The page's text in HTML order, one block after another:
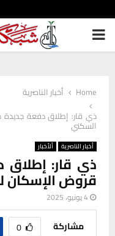
PRIMARY
Home
أخبار الناصرية
ذي قار: إطلاق دفعة
السكني
أخبار الناصرية ألأخبار
ذي قار:
قروض الإسكان
4 يونيو، 2025
مشاركة 0